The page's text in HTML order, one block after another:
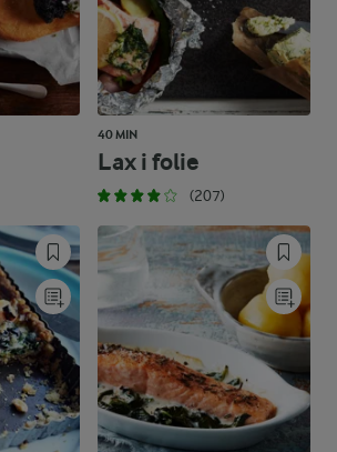
40 MIN
Lax i folie
(207)